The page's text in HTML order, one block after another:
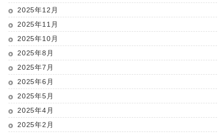
2025年12月
2025年11月
2025年10月
2025年8月
2025年7月
2025年6月
2025年5月
2025年4月
2025年2月